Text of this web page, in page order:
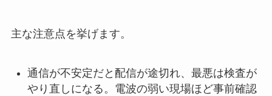
主な注意点を挙げます。
通信が不安定だと配信が途切れ、最悪は検査が
やり直しになる。電波の弱い現場ほど事前確認